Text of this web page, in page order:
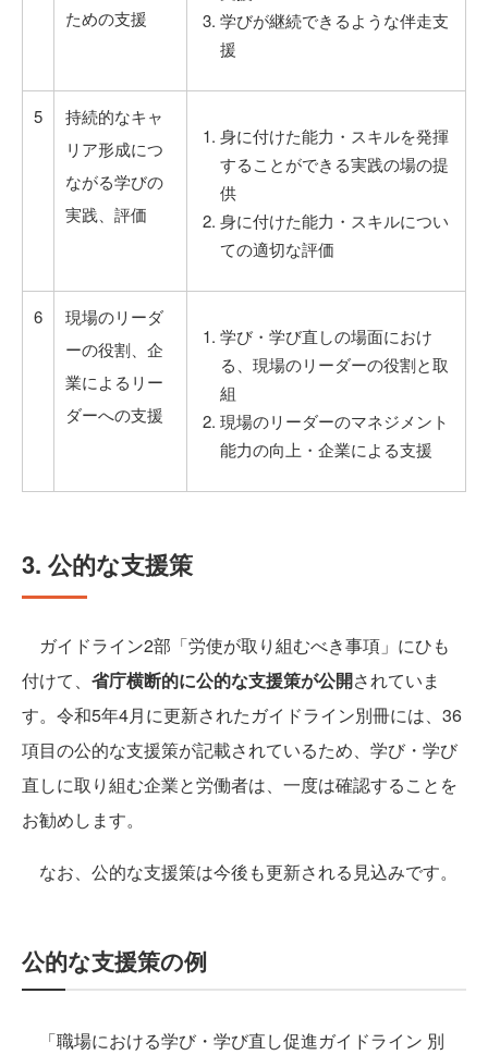
ための支援
学びが継続できるような伴走支
援
5
持続的なキャ
リア形成につ
ながる学びの
実践、評価
身に付けた能力・スキルを発揮
することができる実践の場の提
供
身に付けた能力・スキルについ
ての適切な評価
6
現場のリーダ
ーの役割、企
業によるリー
ダーへの支援
学び・学び直しの場面におけ
る、現場のリーダーの役割と取
組
現場のリーダーのマネジメント
能力の向上・企業による支援
3. 公的な支援策
ガイドライン2部「労使が取り組むべき事項」にひも
付けて、 省庁横断的に公的な支援策が公開されていま
す。令和5年4月に更新されたガイドライン別冊には、36
項目の公的な支援策が記載されているため、学び・学び
直しに取り組む企業と労働者は、一度は確認することを
お勧めします。
なお、公的な支援策は今後も更新される見込みです。
公的な支援策の例
「職場における学び・学び直し促進ガイドライン 別